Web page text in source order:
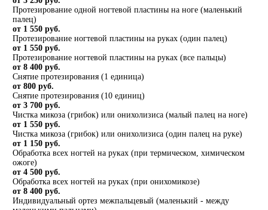
Протезирование одной ногтевой пластины на ноге (маленький
палец)
от 1 550 руб.
Протезирование ногтевой пластины на руках (один палец)
от 1 550 руб.
Протезирование ногтевой пластины на руках (все пальцы)
от 8 400 руб.
Снятие протезирования (1 единица)
от 800 руб.
Снятие протезирования (10 единиц)
от 3 700 руб.
Чистка микоза (грибок) или онихолизиса (малый палец на ноге)
от 1 550 руб.
Чистка микоза (грибок) или онихолизиса (один палец на руке)
от 1 150 руб.
Обработка всех ногтей на руках (при термическом, химическом
ожоге)
от 4 500 руб.
Обработка всех ногтей на руках (при онихомикозе)
от 8 400 руб.
Индивидуальный ортез межпальцевый (маленький - между